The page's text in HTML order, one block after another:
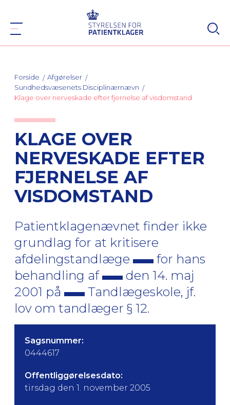
Forside
Afgørelser
Sundhedsvæsenets Disciplinærnævn
Klage over nerveskade efter fjernelse af visdomstand
KLAGE OVER
NERVESKADE EFTER
FJERNELSE AF
VISDOMSTAND
Patientklagenævnet finder ikke
grundlag for at kritisere
afdelingstandlæge
for hans
behandling af
den 14. maj
2001 på
Tandlægeskole, jf.
lov om tandlæger § 12.
Sagsnummer:
0444617
Offentliggørelsesdato:
tirsdag den 1. november 2005